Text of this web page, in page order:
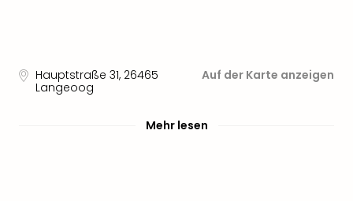
Hauptstraße 31, 26465
Langeoog
Auf der Karte anzeigen
Mehr lesen